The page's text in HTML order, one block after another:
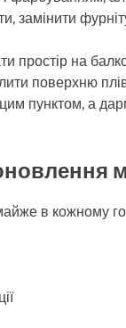
замінити
простір на
поверхню
цим пунктом, а
в кожному